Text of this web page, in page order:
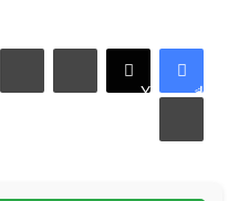
فيسبوك
X
لينكدإن
طباعة